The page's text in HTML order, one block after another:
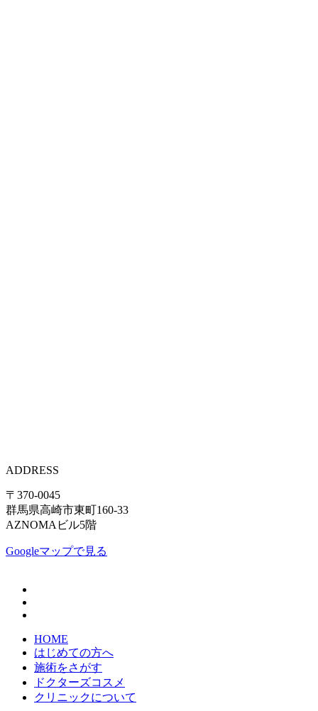
ADDRESS
〒370-0045
群馬県高崎市東町160-33
AZNOMAビル5階
Googleマップで見る
HOME
はじめての方へ
施術をさがす
ドクターズコスメ
クリニックについて